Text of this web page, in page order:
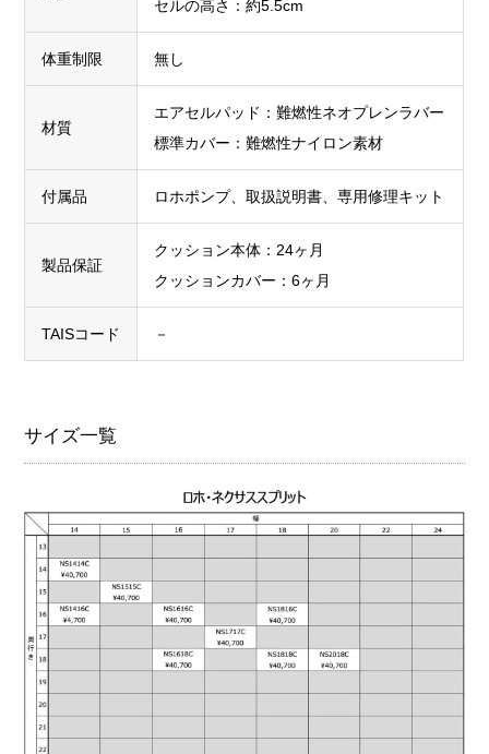
セルの高さ：約5.5cm
体重制限 無し
材質
エアセルパッド：難燃性ネオプレンラバー
標準カバー：難燃性ナイロン素材
付属品 ロホポンプ、取扱説明書、専用修理キット
製品保証
クッション本体：24ヶ月
クッションカバー：6ヶ月
TAISコード －
サイズ一覧